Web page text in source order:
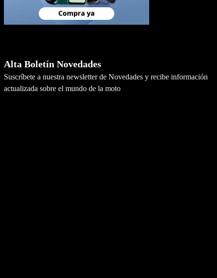
Alta Boletín Novedades
Suscríbete a nuestra newsletter de Novedades y recibe información
actualizada sobre el mundo de la moto